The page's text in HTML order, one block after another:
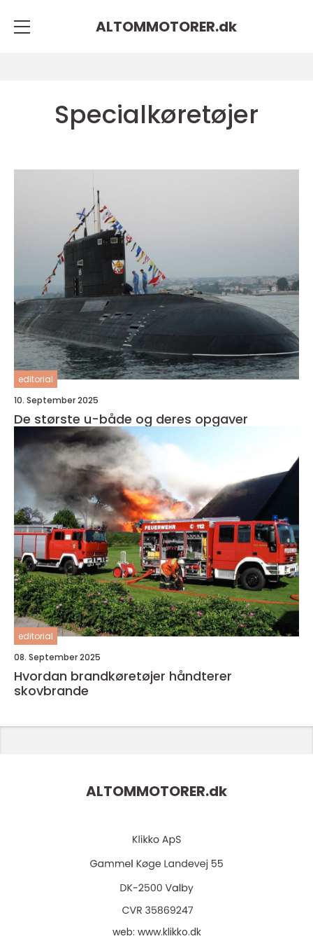
ALTOMMOTORER.dk
Specialkøretøjer
editorial
10. September 2025
De største u-både og deres opgaver
editorial
08. September 2025
Hvordan brandkøretøjer håndterer
skovbrande
ALTOMMOTORER.dk
web: www.klikko.dk